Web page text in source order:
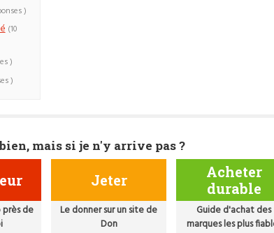
)
(10
)
)
mais si je n'y arrive pas ?
de
Jeter
Le donner sur un site de
Don
Acheter
durable
Guide d'achat des
marques les plus